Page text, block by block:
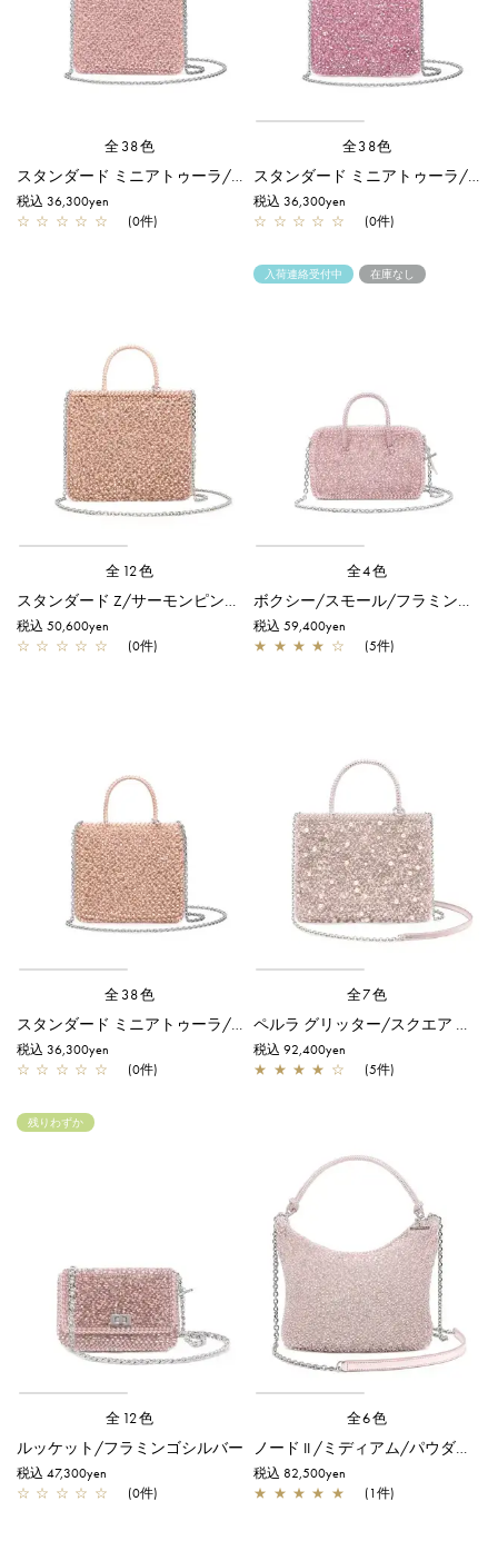
全38色
スタンダード ミニアトゥーラ/フラミンゴ
税込 36,300yen
☆ ☆ ☆ ☆ ☆ (0件)
全38色
スタンダード ミニアトゥーラ/オーキッドシルバー
税込 36,300yen
☆ ☆ ☆ ☆ ☆ (0件)
全12色
スタンダード Z/サーモンピンク アルボルド
税込 50,600yen
☆ ☆ ☆ ☆ ☆ (0件)
入荷連絡受付中 在庫なし
全4色
ボクシー/スモール/フラミンゴシルバー
税込 59,400yen
★ ★ ★ ★ ☆ (5件)
全38色
スタンダード ミニアトゥーラ/サーモンピンク アルボルド
税込 36,300yen
☆ ☆ ☆ ☆ ☆ (0件)
全7色
ペルラ グリッター/スクエア ミディアム/パウダリーピンクシルバー
税込 92,400yen
★ ★ ★ ★ ☆ (5件)
残りわずか
全12色
ルッケット/フラミンゴシルバー
税込 47,300yen
☆ ☆ ☆ ☆ ☆ (0件)
全6色
ノード II /ミディアム/パウダリーピンクシルバー
税込 82,500yen
★ ★ ★ ★ ★ (1件)